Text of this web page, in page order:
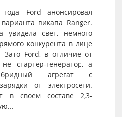
Ford анонсировал
пикапа Ranger.
увидела свет, немного
конкурента в лице
Зато Ford, в отличие от
стартер-генератор, а
агрегат с
от электросети.
в своем составе 2,3-